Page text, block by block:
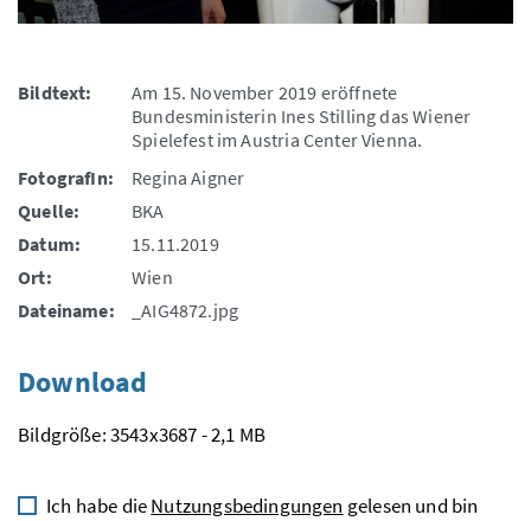
Bildtext:
Am 15. November 2019 eröffnete
Bundesministerin Ines Stilling das Wiener
Spielefest im Austria Center Vienna.
FotografIn:
Regina Aigner
Quelle:
BKA
Datum:
15.11.2019
Ort:
Wien
Dateiname:
_AIG4872.jpg
Download
Bildgröße: 3543x3687 - 2,1 MB
Ich habe dieNutzungsbedingungen gelesen und bin